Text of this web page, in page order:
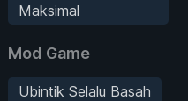
Maksimal
Mod Game
Ubintik Selalu Basah